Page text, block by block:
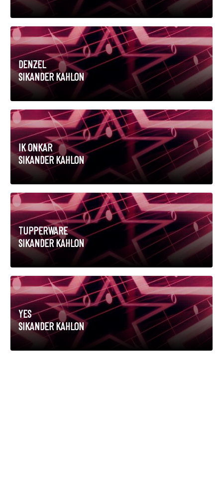
DENZEL
SIKANDER KAHLON
IK ONKAR
SIKANDER KAHLON
TUPPERWARE
SIKANDER KAHLON
YES
SIKANDER KAHLON